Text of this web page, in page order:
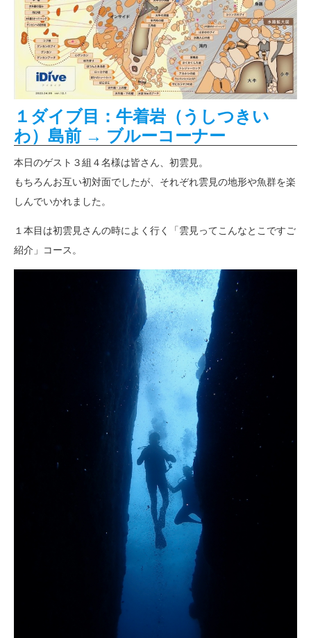
１ダイブ目：牛着岩（うしつきい
わ）島前 → ブルーコーナー
本日のゲスト３組４名様は皆さん、初雲見。
もちろんお互い初対面でしたが、それぞれ雲見の地形や魚群を楽
しんでいかれました。
１本目は初雲見さんの時によく行く「雲見ってこんなとこですご
紹介」コース。